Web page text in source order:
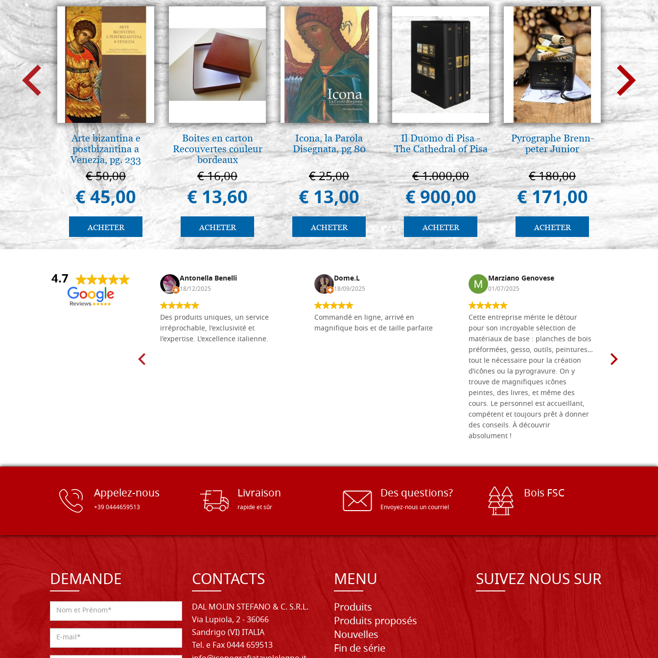
Arte bizantina e
postbizantina a
Venezia, pg. 233
€ 50,00
€ 45,00
ACHETER
Boites en carton
Recouvertes couleur
bordeaux
€ 16,00
€ 13,60
ACHETER
Icona, la Parola
Disegnata, pg 80
€ 25,00
€ 13,00
ACHETER
Il Duomo di Pisa -
The Cathedral of Pisa
€ 1.000,00
€ 900,00
ACHETER
Pyrographe Brenn-
peter Junior
€ 180,00
€ 171,00
ACHETER
Una
€
4.7
Daniel Vandewalle Antonella Benelli
18/12/2025
Des produits uniques, un service
irréprochable, l'exclusivité et
l'expertise. L'excellence italienne.
Dome.L
18/09/2025
Commandé en ligne, arrivé en
magnifique bois et de taille parfaite
Marziano Genovese
01/07/2025
Cette entreprise mérite le détour
pour son incroyable sélection de
matériaux de base : planches de bois
préformées, gesso, outils, peintures…
tout le nécessaire pour la création
d’icônes ou la pyrogravure. On y
trouve de magnifiques icônes
peintes, des livres, et même des
cours. Le personnel est accueillant,
compétent et toujours prêt à donner
des conseils. À découvrir
absolument !
Appelez-nous
+39 0444659513
Livraison
rapide et sûr
Des questions?
Envoyez-nous un courriel
Bois FSC
DEMANDE CONTACTS
DAL MOLIN STEFANO & C. S.R.L.
Via Lupiola, 2 - 36066
Sandrigo (VI) ITALIA
Tel. e Fax 0444 659513
MENU
Produits
Produits proposés
Nouvelles
Fin de série
SUIVEZ NOUS SUR